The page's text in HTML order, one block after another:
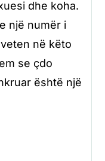
dhe koha.
një numër i
në këto
se çdo
është një